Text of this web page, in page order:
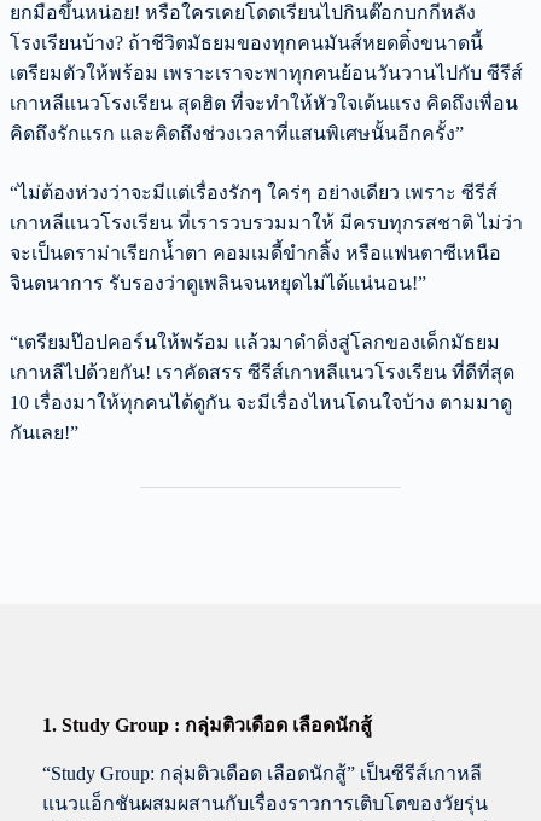
ยกมือขึ้นหน่อย! หรือใครเคยโดดเรียนไปกินต๊อกบกกีหลัง
โรงเรียนบ้าง? ถ้าชีวิตมัธยมของทุกคนมันส์หยดติ๋งขนาดนี้
เตรียมตัวให้พร้อม เพราะเราจะพาทุกคนย้อนวันวานไปกับ ซีรีส์
เกาหลีแนวโรงเรียน สุดฮิต ที่จะทำให้หัวใจเต้นแรง คิดถึงเพื่อน
คิดถึงรักแรก และคิดถึงช่วงเวลาที่แสนพิเศษนั้นอีกครั้ง”
“ไม่ต้องห่วงว่าจะมีแต่เรื่องรักๆ ใคร่ๆ อย่างเดียว เพราะ ซีรีส์
เกาหลีแนวโรงเรียน ที่เรารวบรวมมาให้ มีครบทุกรสชาติ ไม่ว่า
จะเป็นดราม่าเรียกน้ำตา คอมเมดี้ขำกลิ้ง หรือแฟนตาซีเหนือ
จินตนาการ รับรองว่าดูเพลินจนหยุดไม่ได้แน่นอน!”
“เตรียมป๊อปคอร์นให้พร้อม แล้วมาดำดิ่งสู่โลกของเด็กมัธยม
เกาหลีไปด้วยกัน! เราคัดสรร ซีรีส์เกาหลีแนวโรงเรียน ที่ดีที่สุด
10 เรื่องมาให้ทุกคนได้ดูกัน จะมีเรื่องไหนโดนใจบ้าง ตามมาดู
กันเลย!”
1. Study Group : กลุ่มติวเดือด เลือดนักสู้
“Study Group: กลุ่มติวเดือด เลือดนักสู้” เป็นซีรีส์เกาหลี
แนวแอ็กชันผสมผสานกับเรื่องราวการเติบโตของวัยรุ่น